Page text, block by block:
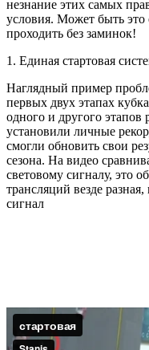
незнание этих самых
условия. Может быть это
проходить без заминок!
1. Единая стартовая
Наглядный пример
первых двух этапах
одного и другого этапов
установили личные
смогли обновить свои
сезона. На видео
световому сигналу, это
трансляций везде
сигнал